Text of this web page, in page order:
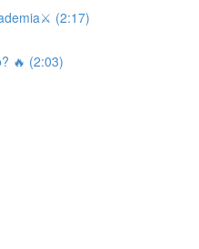
(2:17)
🔥 (2:03)